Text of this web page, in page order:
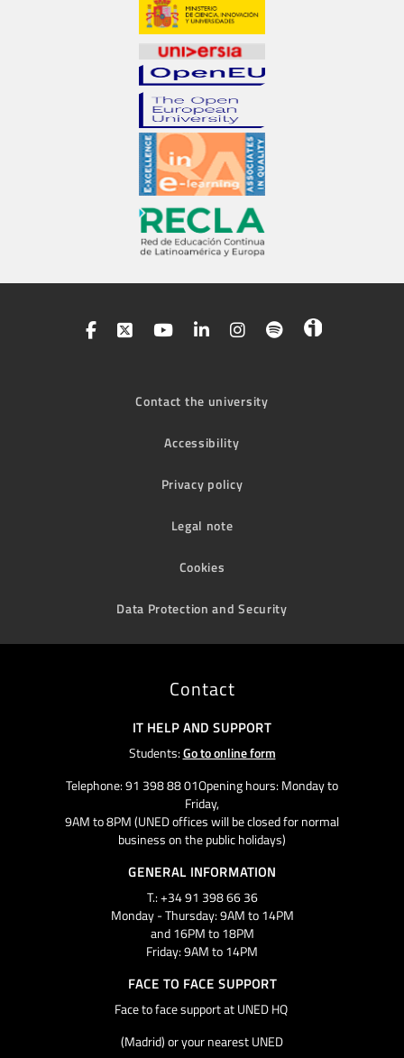
Contact the university
Accessibility
Privacy policy
Legal note
Cookies
Data Protection and Security
Contact
IT HELP AND SUPPORT
Students:Go to online form
Telephone: 91 398 88 01Opening hours: Monday to
Friday,
9AM to 8PM (UNED offices will be closed for normal
business on the public holidays)
GENERAL INFORMATION
T.: +34 91 398 66 36
Monday - Thursday: 9AM to 14PM
and 16PM to 18PM
Friday: 9AM to 14PM
FACE TO FACE SUPPORT
Face to face support at UNED HQ
(Madrid) or your nearest UNED